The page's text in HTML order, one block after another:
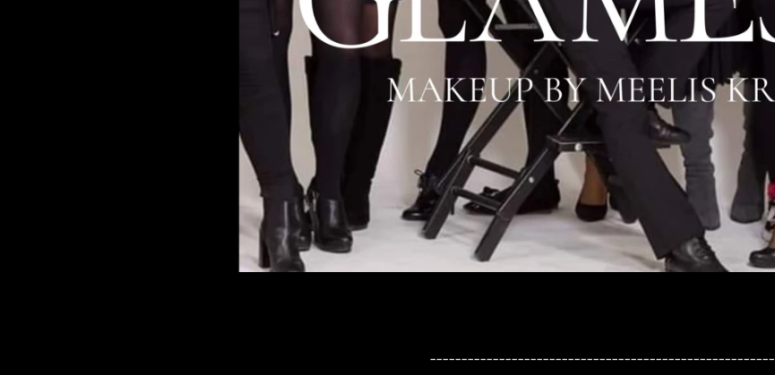
-------------------------------------------------------